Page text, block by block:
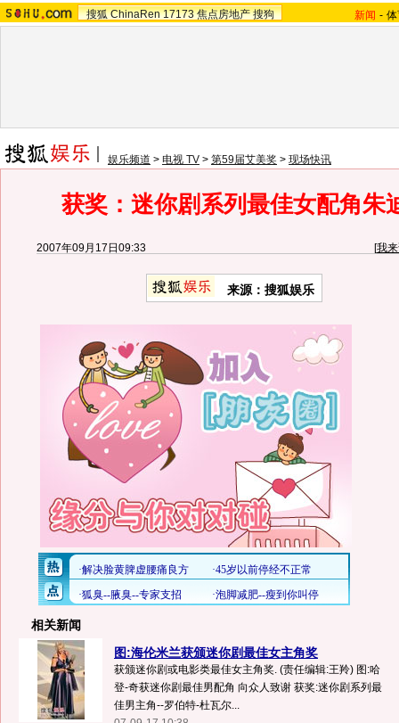
搜狐 ChinaRen 17173 焦点房地产 搜狗 新闻 -
娱乐频道 > 电视 TV > 第59届艾美奖 > 现场快讯
获奖：迷你剧系列最佳女配角朱
2007年09月17日09:33 [我
来源：搜狐娱乐
相关新闻
图:海伦米兰获颁迷你剧最佳女主角奖
获颁迷你剧或电影类最佳女主角奖. (责任编辑:王羚) 图:哈
登-奇获迷你剧最佳男配角 向众人致谢 获奖:迷你剧系列最
佳男主角--罗伯特-杜瓦尔...